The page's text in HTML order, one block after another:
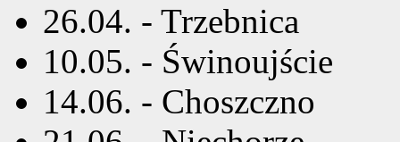
26.04. - Trzebnica
10.05. - Świnoujście
14.06. - Choszczno